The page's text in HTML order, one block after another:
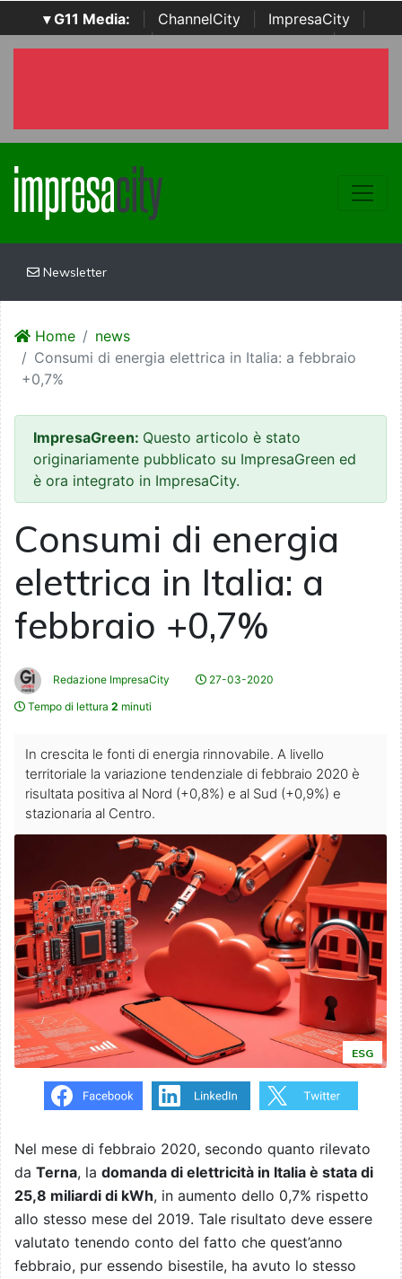
▾ G11 Media: ChannelCity ImpresaCity
SecurityOpenLab | Italian Channel Awards | Italian
Newsletter
Home
news
Consumi di energia elettrica in Italia: a febbraio
+0,7%
ImpresaGreen: Questo articolo è stato
originariamente pubblicato su ImpresaGreen ed
è ora integrato in ImpresaCity.
Consumi di energia
elettrica in Italia: a
febbraio +0,7%
Redazione ImpresaCity
27-03-2020
Tempo di lettura 2 minuti
In crescita le fonti di energia rinnovabile. A livello
territoriale la variazione tendenziale di febbraio 2020 è
risultata positiva al Nord (+0,8%) e al Sud (+0,9%) e
stazionaria al Centro.
ESG
Nel mese di febbraio 2020, secondo quanto rilevato
da Terna, la domanda di elettricità in Italia è stata di
25,8 miliardi di kWh, in aumento dello 0,7% rispetto
allo stesso mese del 2019. Tale risultato deve essere
valutato tenendo conto del fatto che quest’anno
febbraio, pur essendo bisestile, ha avuto lo stesso